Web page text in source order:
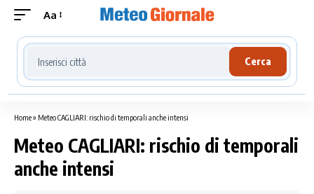
Aa
Cerca località meteo
Cerca
Home» Meteo CAGLIARI: rischio di temporali anche intensi
Meteo CAGLIARI: rischio di temporali
anche intensi